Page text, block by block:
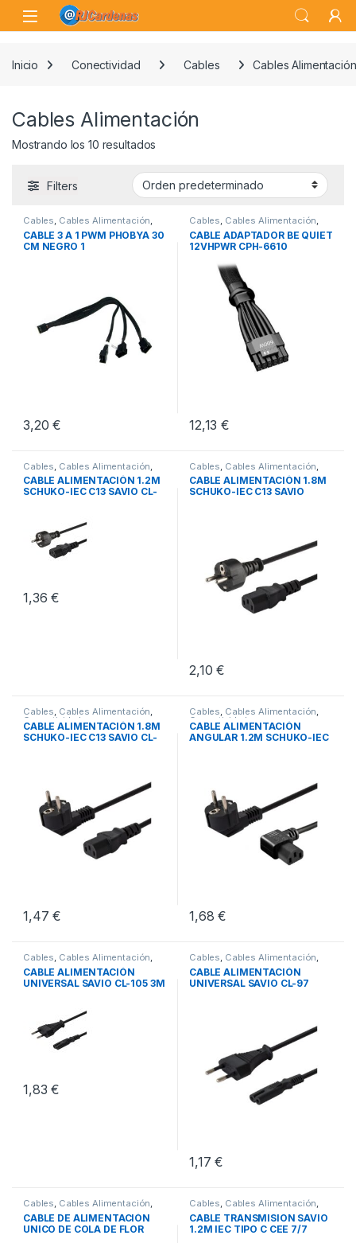
Skip to navigation
Skip to content
Open
Inicio Conectividad Cables Cables Alimentación
Cables Alimentación
Mostrando los 10 resultados
Filters
Cables, Cables Alimentación,
Conectividad
CABLE 3 A 1 PWM PHOBYA 30
CM NEGRO 1
3,20€
Cables, Cables Alimentación,
Conectividad
CABLE ADAPTADOR BE QUIET
12VHPWR CPH-6610
12,13€
Cables Cables Alimentación
Conectividad
CABLE ALIMENTACIÓN 1.2M
SCHUKO-IEC C13 SAVIO CL-
1,36€
Cables Cables Alimentación
Conectividad
CABLE ALIMENTACIÓN 1.8M
SCHUKO-IEC C13 SAVIO
2,10€
Cables, Cables Alimentación,
Conectividad
CABLE ALIMENTACIÓN 1.8M
SCHUKO-IEC C13 SAVIO CL-
1,47€
Cables, Cables Alimentación,
Conectividad
CABLE ALIMENTACIÓN
ANGULAR 1.2M SCHUKO-IEC
1,68€
Cables, Cables Alimentación,
Conectividad
CABLE ALIMENTACIÓN
UNIVERSAL SAVIO CL-105 3M
1,83€
Cables, Cables Alimentación,
Conectividad
CABLE ALIMENTACIÓN
UNIVERSAL SAVIO CL-97
1,17€
Cables, Cables Alimentación,
Conectividad
CABLE DE ALIMENTACIÓN
UNICO DE COLA DE FLOR
Cables, Cables Alimentación,
Conectividad
CABLE TRANSMISION SAVIO
1.2M IEC TIPO C CEE 7/7